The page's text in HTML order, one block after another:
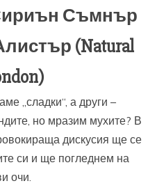
Съмнър
(Natural
„сладки“, а други –
но мразим мухите? В
дискусия ще се
си и ще погледнем на
очи.